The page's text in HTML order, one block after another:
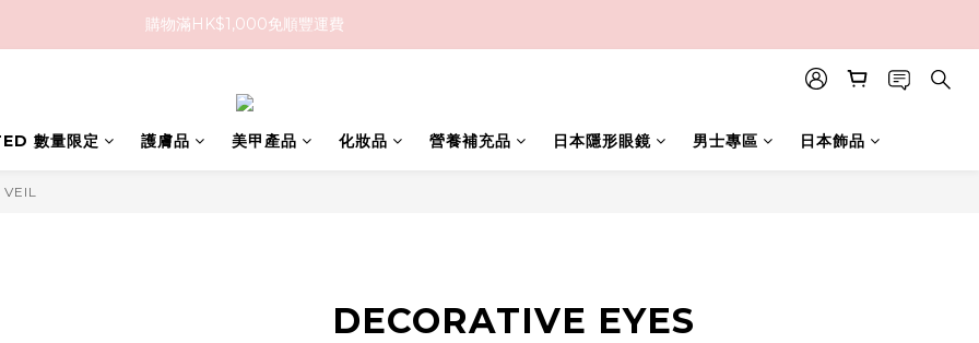
購物滿HK$1,000免順豐運費
購物滿HK$1,000免順豐運費
數量限定
護膚品 美甲產品 化妝品 營養補充品 日本隱形眼鏡 男士專區 日本飾品
VEIL
DECORATIVE EYES